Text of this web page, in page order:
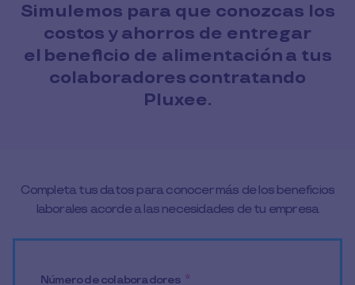
Simulemos para que conozcas los
costos y ahorros de entregar
el beneficio de alimentación a tus
colaboradores contratando
Pluxee.
Número de colaboradores *
Completa tus datos para conocer más de los beneficios
laborales acorde a las necesidades de tu empresa